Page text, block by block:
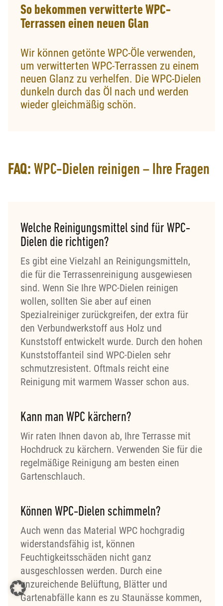
So bekommen verwitterte WPC-
Terrassen einen neuen Glan
Wir können getönte WPC-Öle verwenden,
um verwitterten WPC-Terrassen zu einem
neuen Glanz zu verhelfen. Die WPC-Dielen
dunkeln durch das Öl nach und werden
wieder gleichmäßig schön.
FAQ: WPC-Dielen reinigen – Ihre Fragen
Welche Reinigungsmittel sind für WPC-
Dielen die richtigen?
Es gibt eine Vielzahl an Reinigungsmitteln,
die für die Terrassenreinigung ausgewiesen
sind. Wenn Sie Ihre WPC-Dielen reinigen
wollen, sollten Sie aber auf einen
Spezialreiniger zurückgreifen, der extra für
den Verbundwerkstoff aus Holz und
Kunststoff entwickelt wurde. Durch den hohen
Kunststoffanteil sind WPC-Dielen sehr
schmutzresistent. Oftmals reicht eine
Reinigung mit warmem Wasser schon aus.
Kann man WPC kärchern?
Wir raten Ihnen davon ab, Ihre Terrasse mit
Hochdruck zu kärchern. Verwenden Sie für die
regelmäßige Reinigung am besten einen
Gartenschlauch.
Können WPC-Dielen schimmeln?
Auch wenn das Material WPC hochgradig
widerstandsfähig ist, können
Feuchtigkeitsschäden nicht ganz
ausgeschlossen werden. Durch eine
unzureichende Belüftung, Blätter und
Gartenabfälle kann es zu Staunässe kommen,